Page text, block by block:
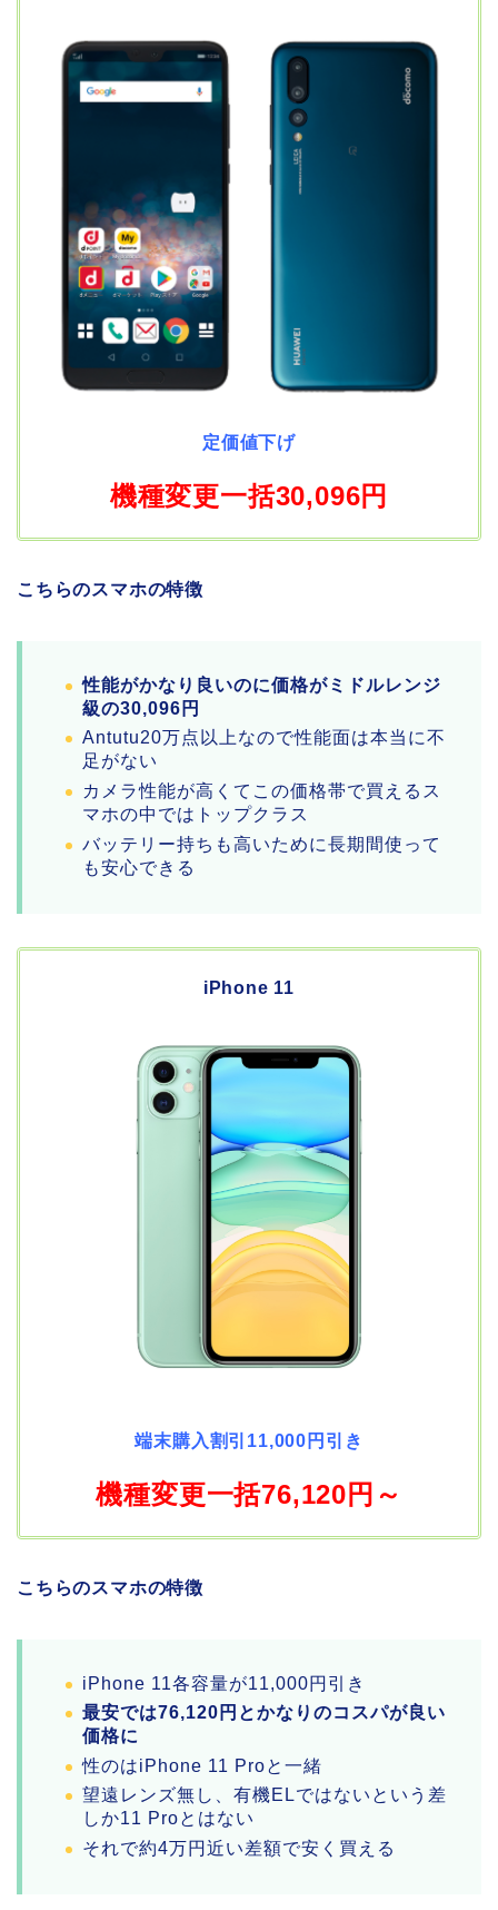
定価値下げ
機種変更一括30,096円
こちらのスマホの特徴
性能がかなり良いのに価格がミドルレンジ
級の30,096円
Antutu20万点以上なので性能面は本当に不
足がない
カメラ性能が高くてこの価格帯で買えるス
マホの中ではトップクラス
バッテリー持ちも高いために長期間使って
も安心できる
iPhone 11
端末購入割引11,000円引き
機種変更一括76,120円～
こちらのスマホの特徴
iPhone 11各容量が11,000円引き
最安では76,120円とかなりのコスパが良い
価格に
性のはiPhone 11 Proと一緒
望遠レンズ無し、有機ELではないという差
しか11 Proとはない
それで約4万円近い差額で安く買える